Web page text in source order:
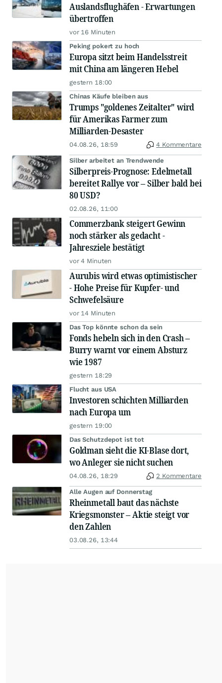
Auslandsflughäfen - Erwartungen
übertroffen
vor 16 Minuten
Peking pokert zu hoch
Europa sitzt beim Handelsstreit
mit China am längeren Hebel
gestern 18:00
Chinas Käufe bleiben aus
Trumps "goldenes Zeitalter" wird
für Amerikas Farmer zum
Milliarden-Desaster
04.08.26, 18:59 4 Kommentare
Silber arbeitet an Trendwende
Silberpreis-Prognose: Edelmetall
bereitet Rallye vor – Silber bald bei
80 USD?
02.08.26, 11:00
Commerzbank steigert Gewinn
noch stärker als gedacht -
Jahresziele bestätigt
vor 4 Minuten
Aurubis wird etwas optimistischer
- Hohe Preise für Kupfer- und
Schwefelsäure
vor 14 Minuten
Das Top könnte schon da sein
Fonds hebeln sich in den Crash –
Burry warnt vor einem Absturz
wie 1987
gestern 18:29
Flucht aus USA
Investoren schichten Milliarden
nach Europa um
gestern 19:00
Das Schutzdepot ist tot
Goldman sieht die KI-Blase dort,
wo Anleger sie nicht suchen
04.08.26, 18:29 2 Kommentare
Alle Augen auf Donnerstag
Rheinmetall baut das nächste
Kriegsmonster – Aktie steigt vor
den Zahlen
03.08.26, 13:44